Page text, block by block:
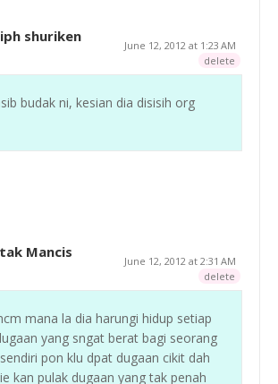
shuriken
June 12, 2012 at 1:23 AM
delete
budak ni, kesian dia disisih org
Mancis
June 12, 2012 at 2:31 AM
delete
mana la dia harungi hidup setiap
yang sngat berat bagi seorang
pon klu dpat dugaan cikit dah
kan pulak dugaan yang tak penah